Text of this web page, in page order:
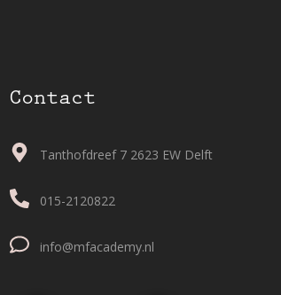
Contact
Tanthofdreef 7 2623 EW Delft
015-2120822
info@mfacademy.nl